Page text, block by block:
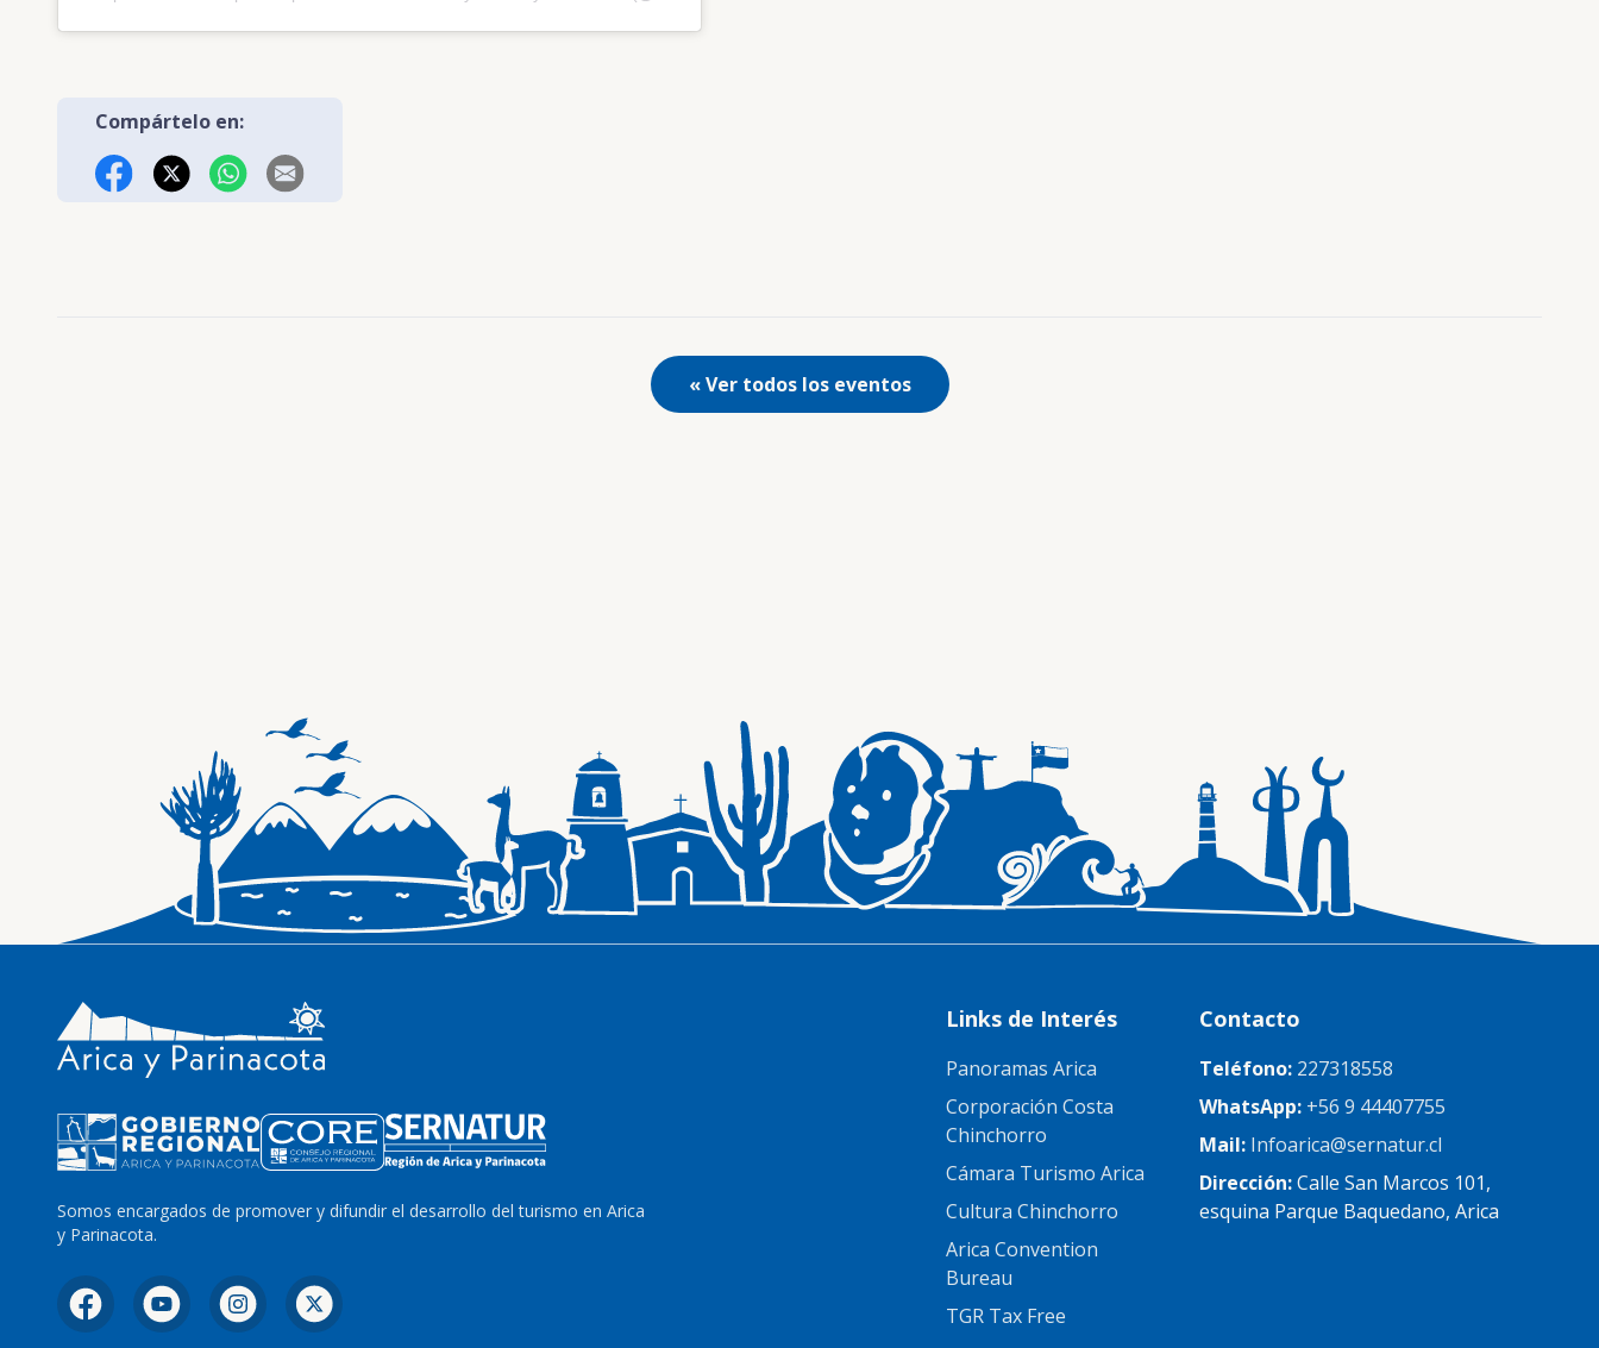
Compártelo en:
« Ver todos los eventos
Somos encargados de promover y difundir el desarrollo del turismo en Arica
y Parinacota.
FacebookYouTubeInstagram
X
Links de Interés
Panoramas Arica
Corporación Costa
Chinchorro
Cámara Turismo Arica
Cultura Chinchorro
Arica Convention
Bureau
TGR Tax Free
Contacto
Teléfono: 227318558
WhatsApp: +56 9 44407755
Mail: Infoarica@sernatur.cl
Dirección:Calle San Marcos 101,
esquina Parque Baquedano, Arica